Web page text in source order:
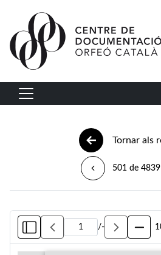
Vés al contingut
Navegació principal
Tornar als
501 de 4839
/-